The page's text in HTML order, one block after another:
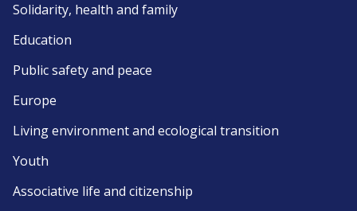
Solidarity, health and family
Education
Public safety and peace
Europe
Living environment and ecological transition
Youth
Associative life and citizenship